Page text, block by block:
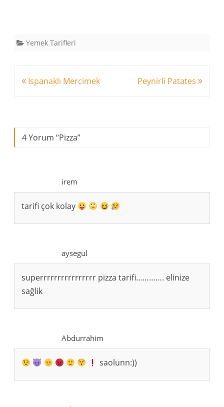
Yemek Tarifleri
Yazı
Ispanaklı Mercimek Peynirli Patates
4 Yorum “Pizza”
irem
tarifi çok kolay
aysegul
superrrrrrrrrrrrrrrr pizza tarifi…………. elinize
sağlik
Abdurrahim
saolunn:))